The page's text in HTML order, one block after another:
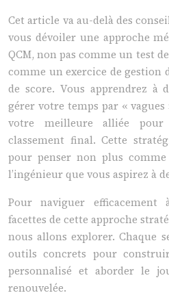
Cet article va au-delà des
vous dévoiler une approche
QCM, non pas comme un test
comme un exercice de gestion
de score. Vous apprendrez à
gérer votre temps par « vagues
votre meilleure alliée
classement final. Cette
pour penser non plus
l’ingénieur que vous aspirez à
Pour naviguer efficacement
facettes de cette approche
nous allons explorer. Chaque
outils concrets pour
personnalisé et aborder le
renouvelée.